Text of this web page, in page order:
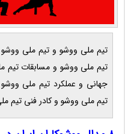
تیم ملی ووشو و تیم ملی ووشو
تیم ملی ووشو و مسابقات تیم
جهانی و عملکرد تیم ملی
تیم ملی ووشو و کادر فنی تیم